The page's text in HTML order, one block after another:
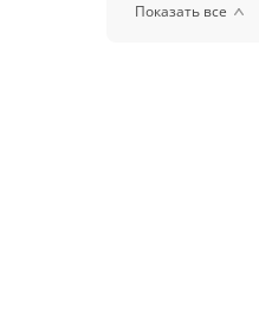
Показать все